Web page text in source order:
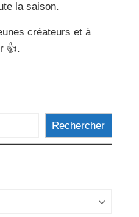
la saison.
créateurs et à
👍.
Rechercher